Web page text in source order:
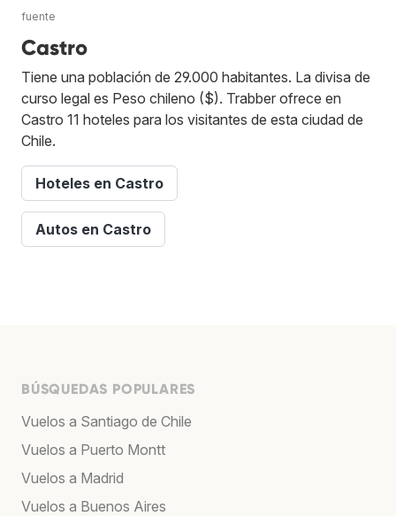
fuente
Castro
Tiene una población de 29.000 habitantes. La divisa de
curso legal es Peso chileno ($). Trabber ofrece en
Castro 11 hoteles para los visitantes de esta ciudad de
Chile.
Hoteles en Castro
Autos en Castro
BÚSQUEDAS POPULARES
Vuelos a Santiago de Chile
Vuelos a Puerto Montt
Vuelos a Madrid
Vuelos a Buenos Aires